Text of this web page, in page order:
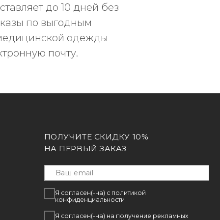
до 10 дней без
по выгодным
одежды
почту.
СКИДКУ 10%
ПЕРВЫЙ ЗАКАЗ
Я согласен(-на) с политикой
конфиденциальности